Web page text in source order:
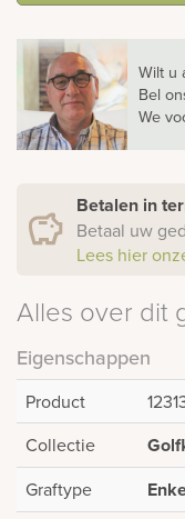
Wilt u
Bel
We
Betalen in
Betaal uw
Lees hier
Alles over dit
Eigenschappen
Product
Collectie
Graftype